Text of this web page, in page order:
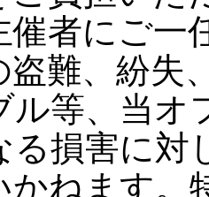
催者にご一
盗難、紛失
ル等、当オ
る損害に対
かねます。